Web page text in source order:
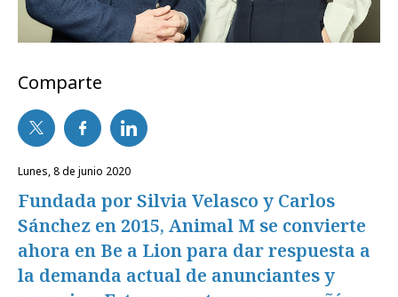
Comparte
lunes, 8 de junio 2020
Fundada por Silvia Velasco y Carlos
Sánchez en 2015, Animal M se convierte
ahora en Be a Lion para dar respuesta a
la demanda actual de anunciantes y